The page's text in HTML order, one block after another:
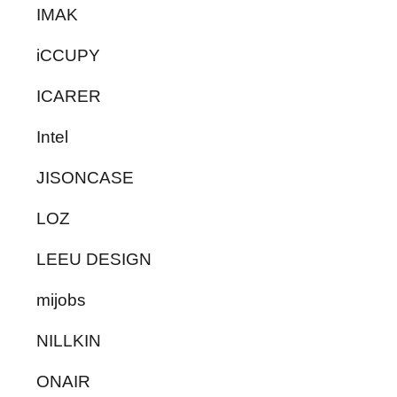
IMAK
iCCUPY
ICARER
Intel
JISONCASE
LOZ
LEEU DESIGN
mijobs
NILLKIN
ONAIR